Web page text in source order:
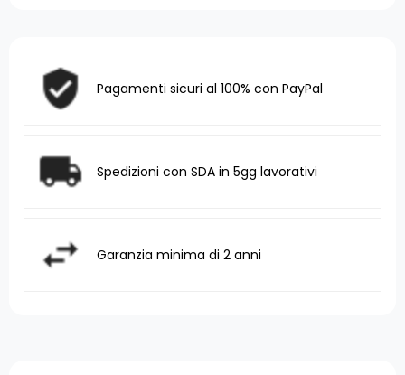
Pagamenti sicuri al 100% con PayPal
Spedizioni con SDA in 5gg lavorativi
Garanzia minima di 2 anni